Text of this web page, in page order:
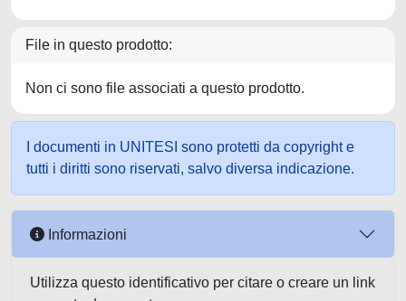
File in questo prodotto:
Non ci sono file associati a questo prodotto.
I documenti in UNITESI sono protetti da copyright e
tutti i diritti sono riservati, salvo diversa indicazione.
Informazioni
Utilizza questo identificativo per citare o creare un link